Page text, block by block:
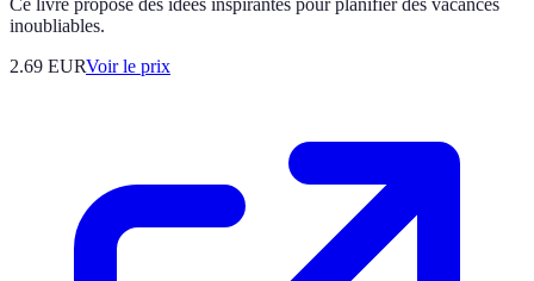
Ce livre propose des idées inspirantes pour planifier des vacances
inoubliables.
2.69 EURVoir le prix